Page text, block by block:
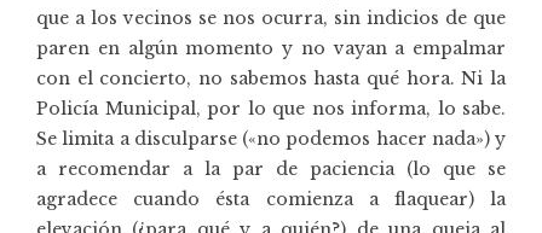
que a los vecinos se nos ocurra, sin indicios de que
paren en algún momento y no vayan a empalmar
con el concierto, no sabemos hasta qué hora. Ni la
Policía Municipal, por lo que nos informa, lo sabe.
Se limita a disculparse («no podemos hacer nada») y
a recomendar a la par de paciencia (lo que se
agradece cuando ésta comienza a flaquear) la